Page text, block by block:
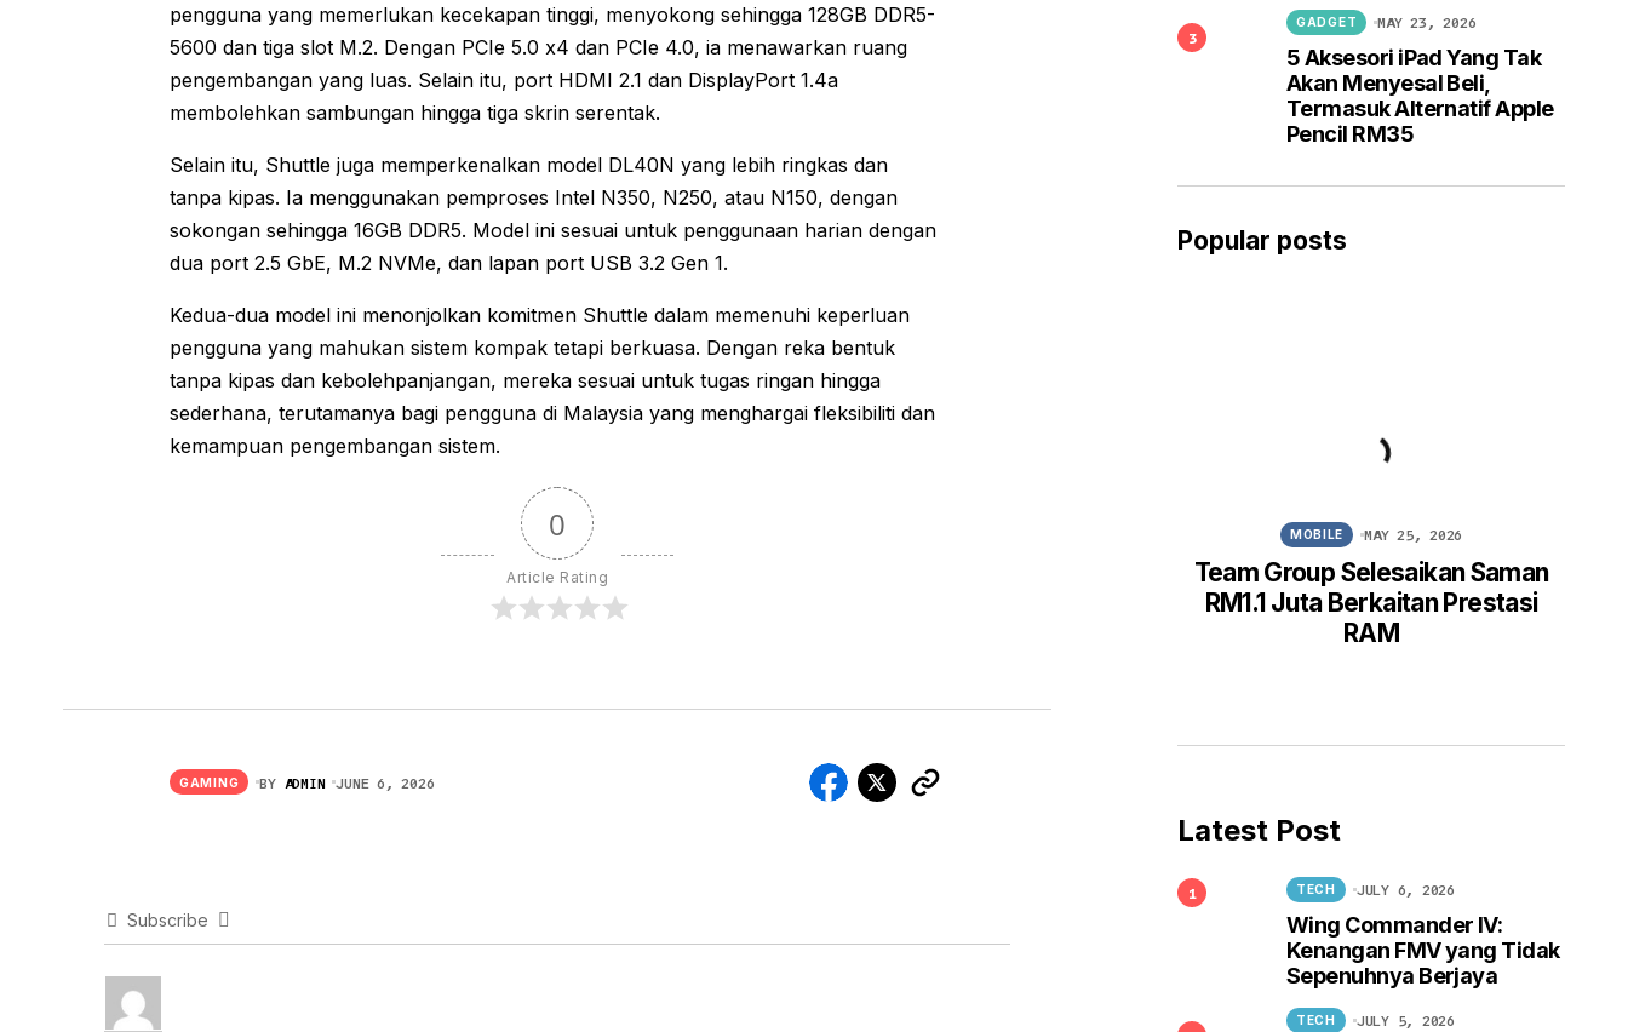
pengguna yang memerlukan kecekapan tinggi, menyokong sehingga 128GB DDR5-
5600 dan tiga slot M.2. Dengan PCIe 5.0 x4 dan PCIe 4.0, ia menawarkan ruang
pengembangan yang luas. Selain itu, port HDMI 2.1 dan DisplayPort 1.4a
membolehkan sambungan hingga tiga skrin serentak.
Selain itu, Shuttle juga memperkenalkan model DL40N yang lebih ringkas dan
tanpa kipas. Ia menggunakan pemproses Intel N350, N250, atau N150, dengan
sokongan sehingga 16GB DDR5. Model ini sesuai untuk penggunaan harian dengan
dua port 2.5 GbE, M.2 NVMe, dan lapan port USB 3.2 Gen 1.
Kedua-dua model ini menonjolkan komitmen Shuttle dalam memenuhi keperluan
pengguna yang mahukan sistem kompak tetapi berkuasa. Dengan reka bentuk
tanpa kipas dan kebolehpanjangan, mereka sesuai untuk tugas ringan hingga
sederhana, terutamanya bagi pengguna di Malaysia yang menghargai fleksibiliti dan
kemampuan pengembangan sistem.
0
Article Rating
GAMING BY ADMIN JUNE 6, 2026
Subscribe
5 Aksesori iPad Yang Tak
Akan Menyesal Beli,
Termasuk Alternatif Apple
Pencil RM35
GADGET MAY 23, 2026
Popular posts
Team Group Selesaikan Saman
RM1.1 Juta Berkaitan Prestasi
RAM
MOBILE MAY 25, 2026
Latest Post
Wing Commander IV:
Kenangan FMV yang Tidak
Sepenuhnya Berjaya
TECH JULY 6, 2026
TECH JULY 5, 2026